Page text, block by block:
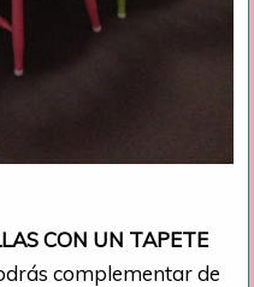
CON UN TAPETE
complementar de